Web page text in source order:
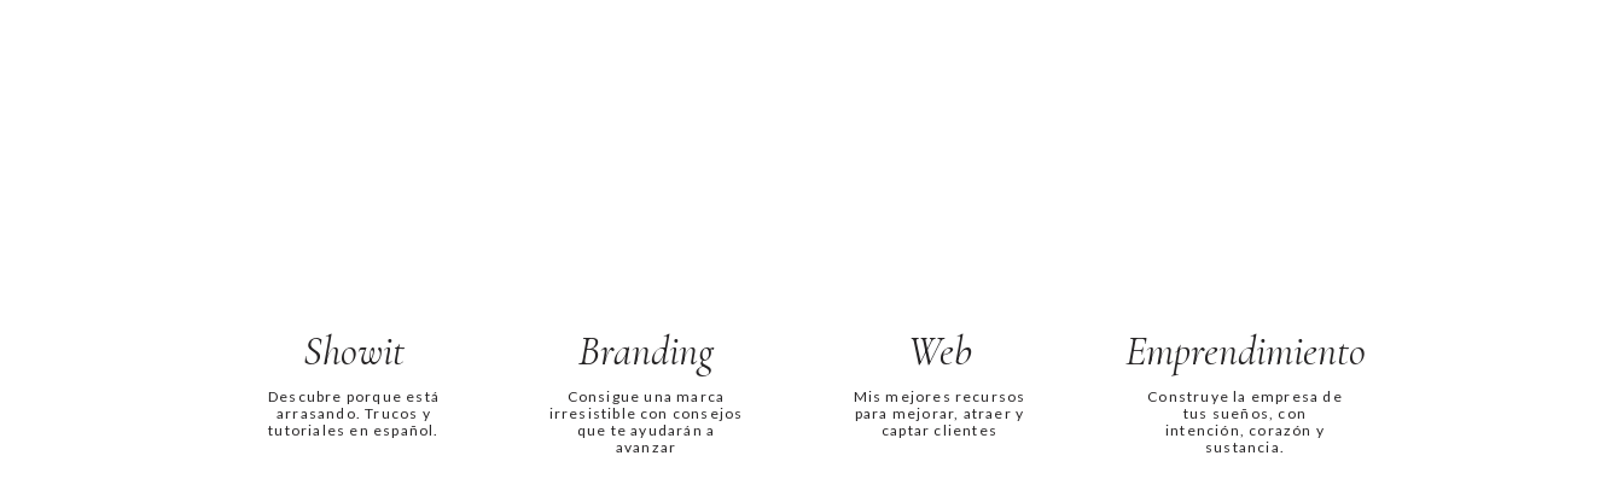
Showit Branding Web Emprendimiento
Consigue una marca
irresistible con consejos
que te ayudarán a
avanzar
Descubre porque está
arrasando. Trucos y
tutoriales en español.
Mis mejores recursos
para mejorar, atraer y
captar clientes
Construye la empresa de
tus sueños, con
intención, corazón y
sustancia.